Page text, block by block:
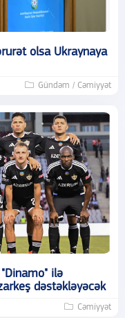
olsa Ukraynaya
Gündəm / Cəmiyyət
"Dinamo" ilə
dəstəkləyəcək
Cəmiyyət